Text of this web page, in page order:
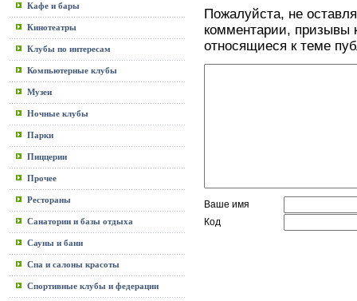
Кафе и бары
Кинотеатры
Клубы по интересам
Компьютерные клубы
Музеи
Ночные клубы
Парки
Пиццерии
Прочее
Рестораны
Санатории и базы отдыха
Сауны и бани
Спа и салоны красоты
Спортивные клубы и федерации
Пожалуйста, не
комментарии, призывы
относящиеся к теме
Ваше имя
Код